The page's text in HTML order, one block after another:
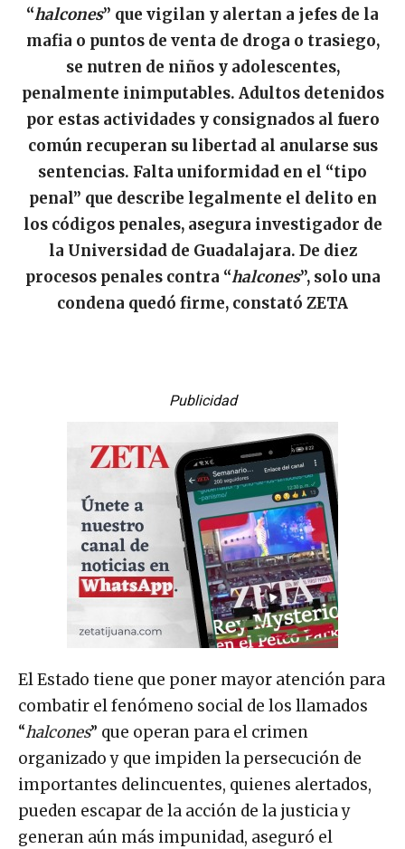
“halcones” que vigilan y alertan a jefes de la
mafia o puntos de venta de droga o trasiego,
se nutren de niños y adolescentes,
penalmente inimputables. Adultos detenidos
por estas actividades y consignados al fuero
común recuperan su libertad al anularse sus
sentencias. Falta uniformidad en el “tipo
penal” que describe legalmente el delito en
los códigos penales, asegura investigador de
la Universidad de Guadalajara. De diez
procesos penales contra “halcones”, solo una
condena quedó firme, constató ZETA
Publicidad
El Estado tiene que poner mayor atención para
combatir el fenómeno social de los llamados
“halcones” que operan para el crimen
organizado y que impiden la persecución de
importantes delincuentes, quienes alertados,
pueden escapar de la acción de la justicia y
generan aún más impunidad, aseguró el